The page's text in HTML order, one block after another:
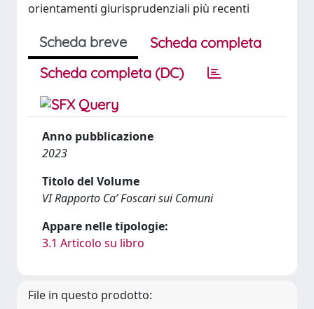
orientamenti giurisprudenziali più recenti
Scheda breve
Scheda completa
Scheda completa (DC)
Anno pubblicazione
2023
Titolo del Volume
VI Rapporto Ca’ Foscari sui Comuni
Appare nelle tipologie:
3.1 Articolo su libro
File in questo prodotto: